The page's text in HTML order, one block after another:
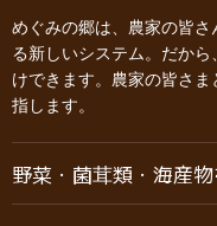
めぐみの郷は、農家の皆
る新しいシステム。だか
けできます。農家の皆さ
指します。
野菜・菌茸類・海産